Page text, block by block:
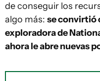
de conseguir los
algo más: se convirtió
exploradora de
ahora le abre nuevas